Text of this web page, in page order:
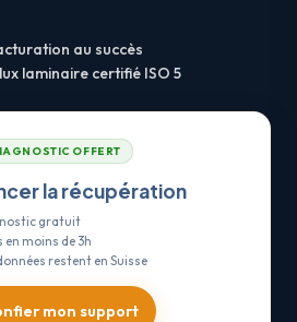
au succès
laminaire certifié ISO 5
OFFERT
la récupération
gratuit
en moins de 3h
restent en Suisse
mon support